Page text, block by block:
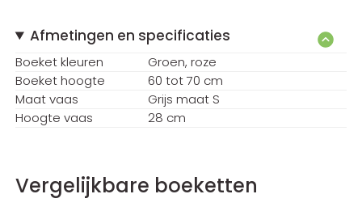
Afmetingen en specificaties
Boeket kleuren Groen roze
Boeket hoogte
60 tot 70 cm
Maat vaas
Grijs maat S
Hoogte vaas
28 cm
Vergelijkbare boeketten